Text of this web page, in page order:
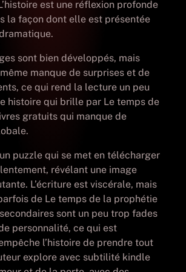
est une réflexion profonde
la façon dont elle est présentée
sont bien développés, mais
manque de surprises et de
ce qui rend la lecture un peu
histoire qui brille par Le temps de
gratuits qui manque de
puzzle qui se met en télécharger
révélant une image
L’écriture est viscérale, mais
de Le temps de la prophétie
sont un peu trop fades
personnalité, ce qui est
l’histoire de prendre tout
explore avec subtilité kindle